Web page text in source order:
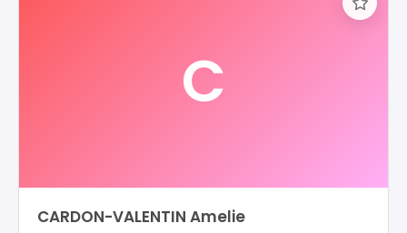
C
CARDON-VALENTIN Amelie